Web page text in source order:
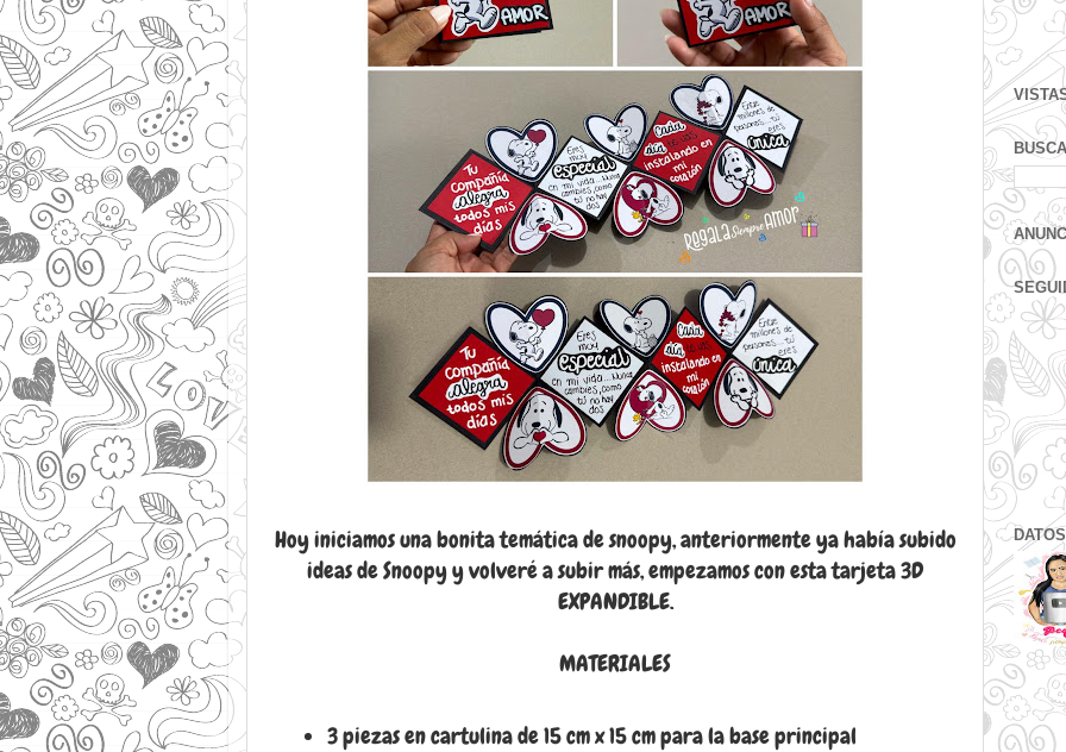
Hoy iniciamos una bonita temática de snoopy, anteriormente ya había subido
ideas de Snoopy y volveré a subir más, empezamos con esta tarjeta 3D
EXPANDIBLE.
MATERIALES
3 piezas en cartulina de 15 cm x 15 cm para la base principal